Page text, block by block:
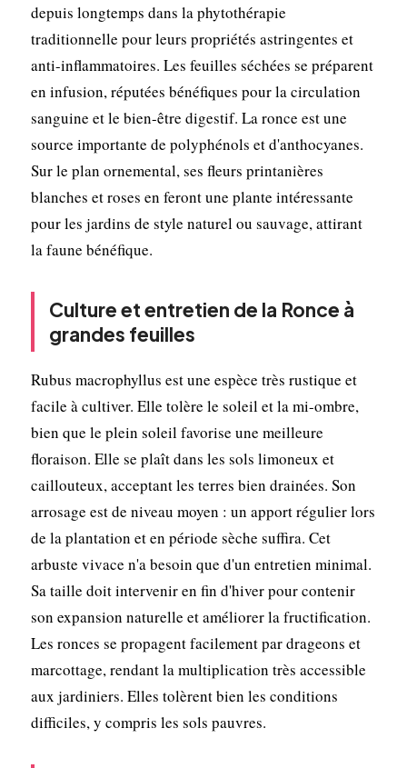
depuis longtemps dans la phytothérapie
traditionnelle pour leurs propriétés astringentes et
anti-inflammatoires. Les feuilles séchées se préparent
en infusion, réputées bénéfiques pour la circulation
sanguine et le bien-être digestif. La ronce est une
source importante de polyphénols et d'anthocyanes.
Sur le plan ornemental, ses fleurs printanières
blanches et roses en feront une plante intéressante
pour les jardins de style naturel ou sauvage, attirant
la faune bénéfique.
Culture et entretien de la Ronce à
grandes feuilles
Rubus macrophyllus est une espèce très rustique et
facile à cultiver. Elle tolère le soleil et la mi-ombre,
bien que le plein soleil favorise une meilleure
floraison. Elle se plaît dans les sols limoneux et
caillouteux, acceptant les terres bien drainées. Son
arrosage est de niveau moyen : un apport régulier lors
de la plantation et en période sèche suffira. Cet
arbuste vivace n'a besoin que d'un entretien minimal.
Sa taille doit intervenir en fin d'hiver pour contenir
son expansion naturelle et améliorer la fructification.
Les ronces se propagent facilement par drageons et
marcottage, rendant la multiplication très accessible
aux jardiniers. Elles tolèrent bien les conditions
difficiles, y compris les sols pauvres.